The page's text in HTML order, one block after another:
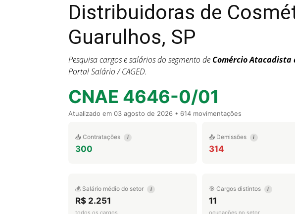
Distribuidoras de
Guarulhos, SP
Pesquisa cargos e salários do segmento de Comércio Atacadista
Portal Salário / CAGED.
CNAE 4646-0/01
Atualizado em 03 agosto de 2026 • 614 movimentações
📥 Contratações i
300
📤 Demissões i
314
💰 Salário médio do setor i
R$ 2.251
todos os cargos
🎯 Cargos distintos i
11
ocupações no setor